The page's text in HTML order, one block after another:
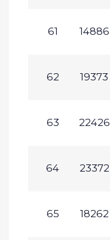
61 14886
62 19373
63 22426
64 23372
65 18262